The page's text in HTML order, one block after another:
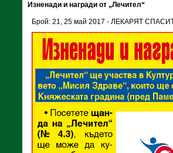
Изненади и награди от „Лечител“
Брой: 21, 25 май 2017 - ЛЕКАРЯТ